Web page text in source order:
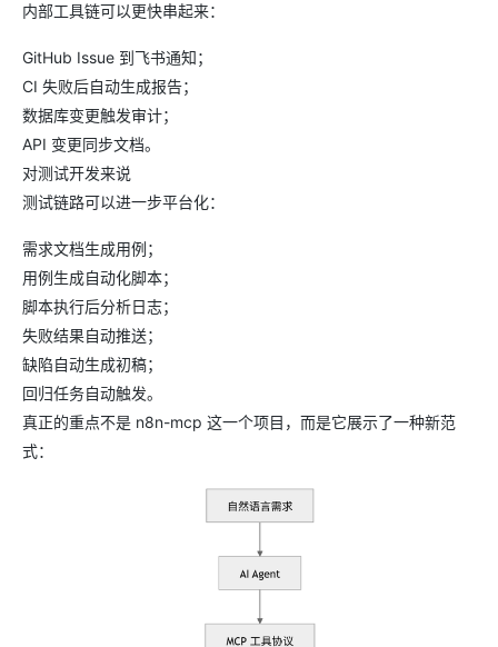
内部工具链可以更快串起来：
GitHub Issue 到飞书通知；
CI 失败后自动生成报告；
数据库变更触发审计；
API 变更同步文档。
对测试开发来说
测试链路可以进一步平台化：
需求文档生成用例；
用例生成自动化脚本；
脚本执行后分析日志；
失败结果自动推送；
缺陷自动生成初稿；
回归任务自动触发。
真正的重点不是 n8n-mcp 这一个项目，而是它展示了一种新范
式：